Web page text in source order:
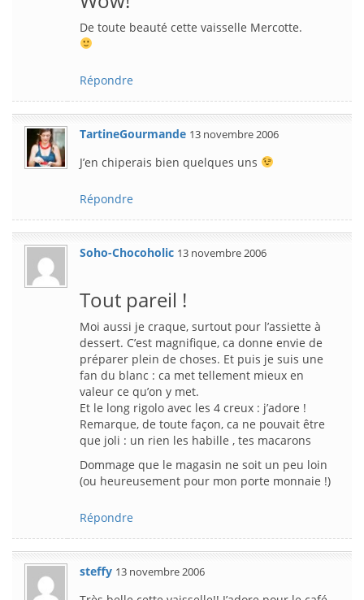
De toute beauté cette vaisselle Mercotte.
Répondre
TartineGourmande 13 novembre 2006
J’en chiperais bien quelques uns
Répondre
Soho-Chocoholic 13 novembre 2006
Tout pareil !
Moi aussi je craque, surtout pour l’assiette à
dessert. C’est magnifique, ca donne envie de
préparer plein de choses. Et puis je suis une
fan du blanc : ca met tellement mieux en
valeur ce qu’on y met.
Et le long rigolo avec les 4 creux : j’adore !
Remarque, de toute façon, ca ne pouvait être
que joli : un rien les habille , tes macarons
Dommage que le magasin ne soit un peu loin
(ou heureusement pour mon porte monnaie !)
Répondre
steffy 13 novembre 2006